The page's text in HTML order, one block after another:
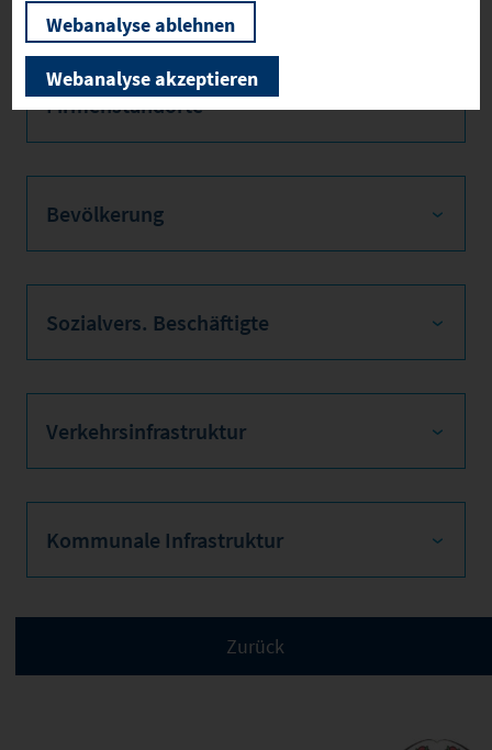
Firmenstandorte
Bevölkerung
Sozialvers. Beschäftigte
Verkehrsinfrastruktur
Kommunale Infrastruktur
Webanalyse ablehnen
Webanalyse akzeptieren